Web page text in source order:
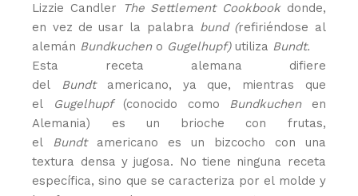
Lizzie Candler
The Settlement Cookbookdonde,
en vez de usar la palabra bund (refiriéndose al
alemán Bundkuchen o Gugelhupf)utiliza Bundt.
Esta receta alemana difiere
del Bundt americano, ya que, mientras que
el
Gugelhupf(conocido como Bundkuchen en
Alemania) es un brioche con frutas,
el Bundtamericano es un bizcocho con una
textura densa y jugosa. No tiene ninguna receta
específica, sino que se caracteriza por el molde y